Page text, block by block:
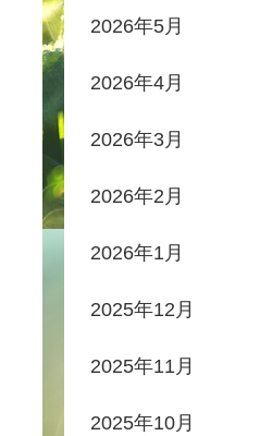
2026年5月
2026年4月
2026年3月
2026年2月
2026年1月
2025年12月
2025年11月
2025年10月